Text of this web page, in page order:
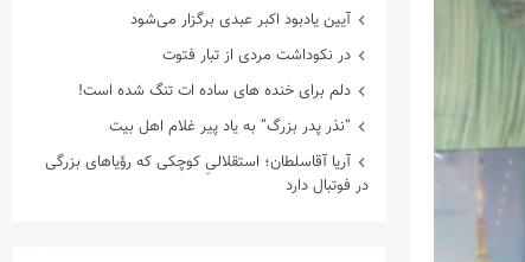
آیین یادبود اکبر عبدی برگزار می‌شود
در نکوداشت مردی از تبار فتوت
دلم برای خنده های ساده ات تنگ شده است!
“نذر پدر بزرگ” به یاد پیر غلام اهل بیت
آریا آقاسلطان؛ استقلالیِ کوچکی که رؤیاهای بزرگی
در فوتبال دارد